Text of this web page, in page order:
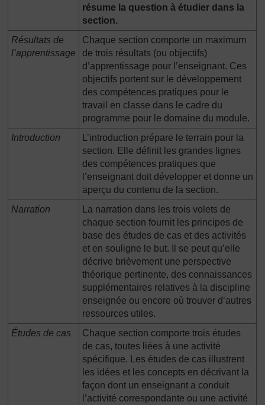
résume la question à étudier dans la
section.
Résultats de
l’apprentissage
Chaque section comporte un maximum
de trois résultats (ou objectifs)
d’apprentissage pour l’enseignant. Ces
objectifs portent sur le développement
des compétences pratiques pour le
travail en classe dans le cadre du
programme pour le domaine du module.
Introduction
L’introduction prépare le terrain pour la
section. Elle définit les grandes lignes
des compétences pratiques que
l’enseignant doit développer et donne un
aperçu du contenu de la section.
Narration
La narration dans les trois volets de
chaque section fournit les principes de
base des études de cas et des activités
et en souligne le but. Il se peut qu’elle
décrive brièvement une perspective
théorique pertinente, des connaissances
supplémentaires relatives à la discipline
enseignée ou encore où trouver d’autres
ressources utiles.
Études de cas
Chaque section comporte trois études
de cas, toutes liées à une activité
spécifique. Les études de cas illustrent
les idées et les concepts en décrivant la
façon dont un enseignant a conduit
l’activité correspondante ou une activité